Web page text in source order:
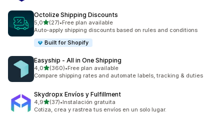
Octolize Shipping Discounts
5,0z 5 hvězd
(27)
Celkový počet recenzí: 27
•Free plan available
Auto-apply shipping discounts based on rules and conditions
Built for Shopify
Easyship ‑ All in One Shipping
4,0z 5 hvězd
(360)
Celkový počet recenzí: 360
•Free plan available
Compare shipping rates and automate labels, tracking & duties
Skydropx Envíos y Fulfillment
4,9z 5 hvězd
(37)
Celkový počet recenzí: 37
•Instalación gratuita
Cotiza, crea y rastrea tus envíos en un solo lugar.